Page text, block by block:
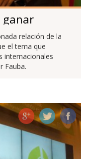
ganar
relación de la
el tema que
internacionales
Fauba.